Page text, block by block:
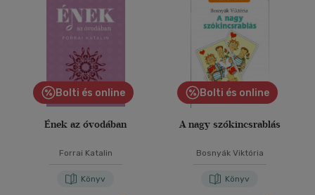
Bolti és online
Ének az óvodában
Forrai Katalin
Könyv
Bolti és online
A nagy szókincsrablás
Bosnyák Viktória
Könyv